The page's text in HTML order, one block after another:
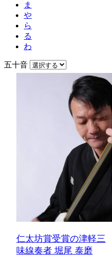
ま
や
ら
る
わ
五十音
仁太坊賞受賞の津軽三
味線奏者 堀尾 泰磨